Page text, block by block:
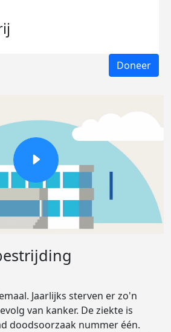
Doneer
Jaarlijks sterven er zo'n
van kanker. De ziekte is
doodsoorzaak nummer één.